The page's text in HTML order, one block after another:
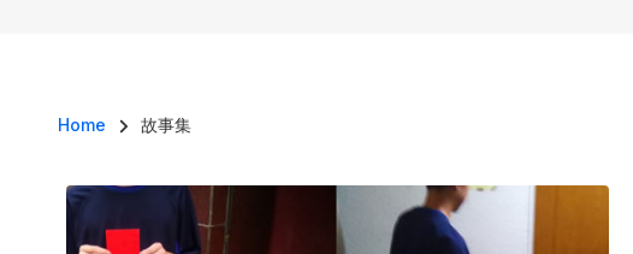
導航連結
Home 故事集